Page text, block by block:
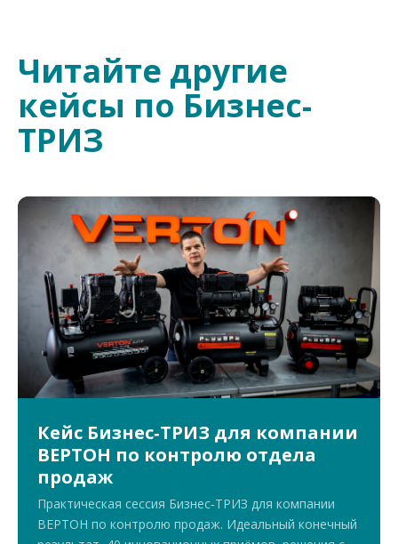
Читайте другие
кейсы по Бизнес-
ТРИЗ
Кейс Бизнес‑ТРИЗ для компании
ВЕРТОН по контролю отдела
продаж
Практическая сессия Бизнес‑ТРИЗ для компании
ВЕРТОН по контролю продаж. Идеальный конечный